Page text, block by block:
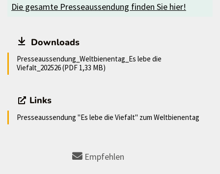
Die gesamte Presseaussendung finden Sie hier!
Downloads
Presseaussendung_Weltbienentag_Es lebe die
Viefalt_202526 (PDF 1,33 MB)
Links
Presseaussendung "Es lebe die Viefalt" zum Weltbienentag
Empfehlen